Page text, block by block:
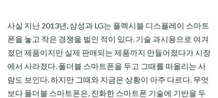
사실 지난 2013년, 삼성과 LG는 플렉시블 디스플레이 스마트
폰을 놓고 작은 경쟁을 벌인 적이 있다. 기술 과시용으로 여겨
졌던 제품이지만 실제 판매되는 제품까지 만들어졌다가 시장
에서 사라졌다. 폴더블 스마트폰을 두고 그때를 떠올리는 사
람도 보인다. 하지만 그때와 지금은 상황이 아주 다르다. 무엇
보다 폴더블 스마트폰은, 진화한 스마트폰 기술에 기반을 두